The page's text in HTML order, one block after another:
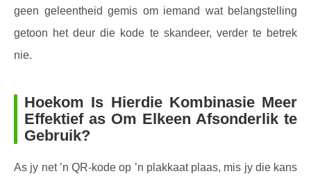
geen geleentheid gemis om iemand wat belangstelling
getoon het deur die kode te skandeer, verder te betrek
nie.
Hoekom Is Hierdie Kombinasie Meer
Effektief as Om Elkeen Afsonderlik te
Gebruik?
As jy net ’n QR-kode op ’n plakkaat plaas, mis jy die kans